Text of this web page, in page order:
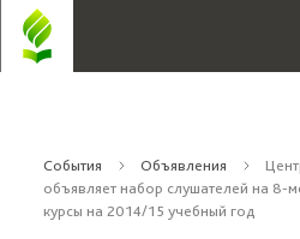
События Объявления
объявляет набор слушателей на 8-
курсы на 2014/15 учебный год